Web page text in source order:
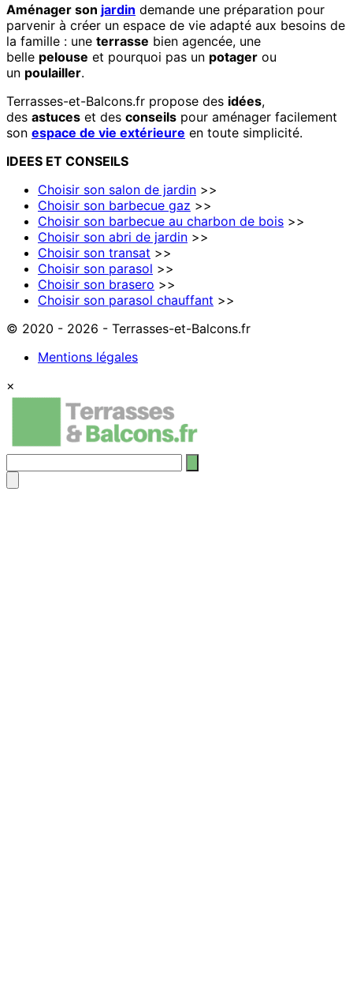
Aménager son jardin demande une préparation pour
parvenir à créer un espace de vie adapté aux besoins de
la famille : une terrasse bien agencée, une
belle pelouse et pourquoi pas un potager ou
un poulailler.
Terrasses-et-Balcons.fr propose des idées,
des astuces et des conseils pour aménager facilement
son espace de vie extérieure en toute simplicité.
IDEES ET CONSEILS
Choisir son salon de jardin >>
Choisir son barbecue gaz >>
Choisir son barbecue au charbon de bois >>
Choisir son abri de jardin >>
Choisir son transat >>
Choisir son parasol >>
Choisir son brasero >>
Choisir son parasol chauffant >>
© 2020 - 2026 - Terrasses-et-Balcons.fr
Mentions légales
×
: